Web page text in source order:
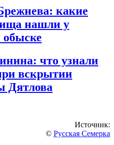
какие
нашли у
что узнали
вскрытии
Дятлова
Источник:
© Русская Семерка